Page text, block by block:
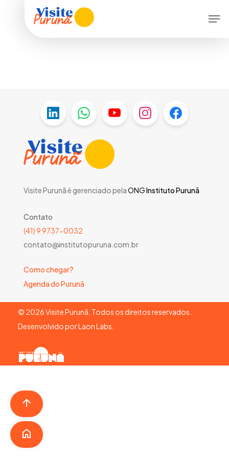
Visite Purunã é gerenciado pelaONGInstituto Purunã
Contato
(41) 9 9737-0032
contato@institutopuruna.com.br
Como chegar?
Agenda do Purunã
© 2026Visite Purunã. Todos os direitos reservados.
Desenvolvido porLaon Labs